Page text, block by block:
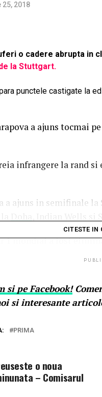
2018
o cadere abrupta in
la Stuttgart.
punctele castigate la
a ajuns tocmai
infrangere la rand
a ajuns in semifinale
1 mondial a fost
si pe Facebook!
si interesante
PRIMA
o noua
– Comisarul
CITESTE IN